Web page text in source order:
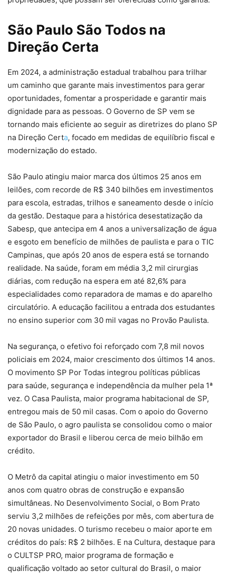
São Paulo São Todos na
Direção Certa
Em 2024, a administração estadual trabalhou para trilhar
um caminho que garante mais investimentos para gerar
oportunidades, fomentar a prosperidade e garantir mais
dignidade para as pessoas. O Governo de SP vem se
tornando mais eficiente ao seguir as diretrizes do plano SP
na Direção Certa, focado em medidas de equilíbrio fiscal e
modernização do estado.
São Paulo atingiu maior marca dos últimos 25 anos em
leilões, com recorde de R$ 340 bilhões em investimentos
para escola, estradas, trilhos e saneamento desde o início
da gestão. Destaque para a histórica desestatização da
Sabesp, que antecipa em 4 anos a universalização de água
e esgoto em benefício de milhões de paulista e para o TIC
Campinas, que após 20 anos de espera está se tornando
realidade. Na saúde, foram em média 3,2 mil cirurgias
diárias, com redução na espera em até 82,6% para
especialidades como reparadora de mamas e do aparelho
circulatório. A educação facilitou a entrada dos estudantes
no ensino superior com 30 mil vagas no Provão Paulista.
Na segurança, o efetivo foi reforçado com 7,8 mil novos
policiais em 2024, maior crescimento dos últimos 14 anos.
O movimento SP Por Todas integrou políticas públicas
para saúde, segurança e independência da mulher pela 1ª
vez. O Casa Paulista, maior programa habitacional de SP,
entregou mais de 50 mil casas. Com o apoio do Governo
de São Paulo, o agro paulista se consolidou como o maior
exportador do Brasil e liberou cerca de meio bilhão em
crédito.
O Metrô da capital atingiu o maior investimento em 50
anos com quatro obras de construção e expansão
simultâneas. No Desenvolvimento Social, o Bom Prato
serviu 3,2 milhões de refeições por mês, com abertura de
20 novas unidades. O turismo recebeu o maior aporte em
créditos do país: R$ 2 bilhões. E na Cultura, destaque para
o CULTSP PRO, maior programa de formação e
qualificação voltado ao setor cultural do Brasil, o maior